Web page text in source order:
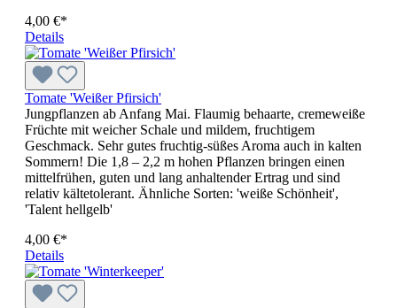
4,00 €*
Details
Tomate 'Weißer Pfirsich'
Jungpflanzen ab Anfang Mai. Flaumig behaarte, cremeweiße
Früchte mit weicher Schale und mildem, fruchtigem
Geschmack. Sehr gutes fruchtig-süßes Aroma auch in kalten
Sommern! Die 1,8 – 2,2 m hohen Pflanzen bringen einen
mittelfrühen, guten und lang anhaltender Ertrag und sind
relativ kältetolerant. Ähnliche Sorten: 'weiße Schönheit',
'Talent hellgelb'
4,00 €*
Details